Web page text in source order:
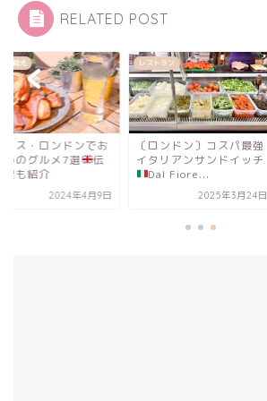
RELATED POST
ン観光
リス・ロンドンでお
めのグルメ7選
伝
理も紹介
2024年4月9日
レストラン
〔ロンドン〕コスパ最強
イタリアンサンドイッチ
Dal Fiore...
2025年3月24日